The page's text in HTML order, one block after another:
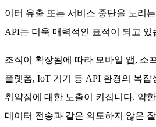
이터 유출 또는 서비스 중단을 노리
API는 더욱 매력적인 표적이 되고 있
조직이 확장됨에 따라 모바일 앱, 소
플랫폼, IoT 기기 등 API 환경의 복
취약점에 대한 노출이 커집니다. 약
데이터 전송과 같은 의도하지 않은